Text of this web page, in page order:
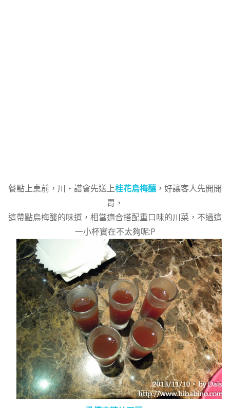
餐點上桌前，川‧譜會先送上桂花烏梅釀 ，好讓客人先開開
胃，
這帶點烏梅酸的味道，相當適合搭配重口味的川菜，不過這
一小杯實在不太夠呢:P